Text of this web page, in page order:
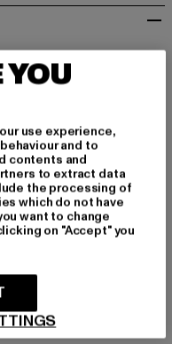
Look: Das Urban
Tee in Violet macht
100% Baumwolle
dein Go-To für
sich an, die
Basic das gewisse
zu tragen. Perfekt
trotzdem ein
Casual, Basic
YOU
use experience,
and to
contents and
to extract data
the processing of
which do not have
want to change
on "Accept" you